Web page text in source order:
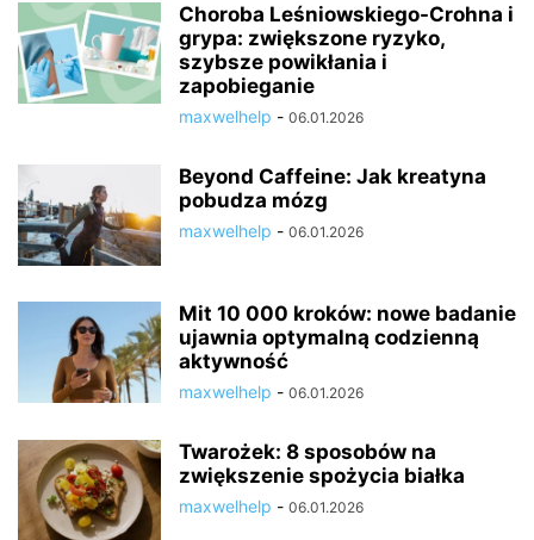
Choroba Leśniowskiego-Crohna i
grypa: zwiększone ryzyko,
szybsze powikłania i
zapobieganie
maxwelhelp - 06.01.2026
Beyond Caffeine: Jak kreatyna
pobudza mózg
maxwelhelp - 06.01.2026
Mit 10 000 kroków: nowe badanie
ujawnia optymalną codzienną
aktywność
maxwelhelp - 06.01.2026
Twarożek: 8 sposobów na
zwiększenie spożycia białka
maxwelhelp - 06.01.2026